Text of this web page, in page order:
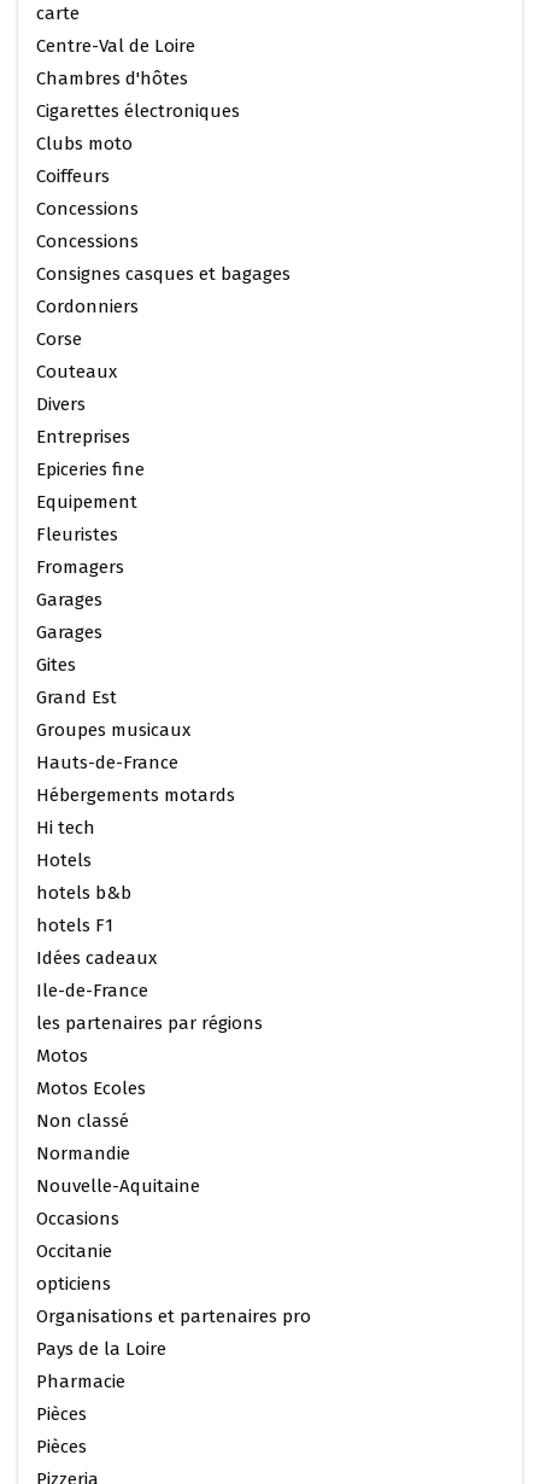
carte
Centre-Val de Loire
Chambres d'hôtes
Cigarettes électroniques
Clubs moto
Coiffeurs
Concessions
Concessions
Consignes casques et bagages
Cordonniers
Corse
Couteaux
Divers
Entreprises
Epiceries fine
Equipement
Fleuristes
Fromagers
Garages
Garages
Gites
Grand Est
Groupes musicaux
Hauts-de-France
Hébergements motards
Hi tech
Hotels
hotels b&b
hotels F1
Idées cadeaux
Ile-de-France
les partenaires par régions
Motos
Motos Ecoles
Non classé
Normandie
Nouvelle-Aquitaine
Occasions
Occitanie
opticiens
Organisations et partenaires pro
Pays de la Loire
Pharmacie
Pièces
Pièces
Pizzeria